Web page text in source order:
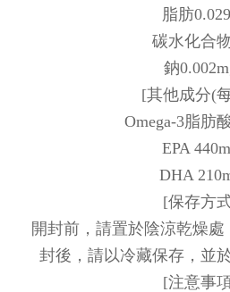
脂肪
碳水化合
鈉
[其他成分(
Omega-3脂肪
EPA
DHA
[保存方
開封前，請置於陰涼乾燥
封後，請以冷藏保存，並
[注意事